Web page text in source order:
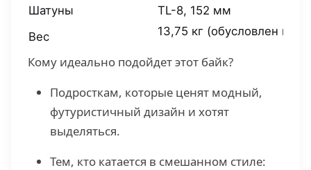
Шатуны
TL-8, 152 мм
Вес
13,75 кг (обусловлен
Кому идеально подойдет этот байк?
Подросткам, которые ценят модный,
футуристичный дизайн и хотят
выделяться.
Тем, кто катается в смешанном стиле: